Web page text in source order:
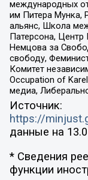
международных
им Питера Мунка,
альянс, Школа
Патерсона,
Немцова за
свободу,
Комитет
Occupation of
медиа,
Источник:
https://
данные на
* Сведения
функции